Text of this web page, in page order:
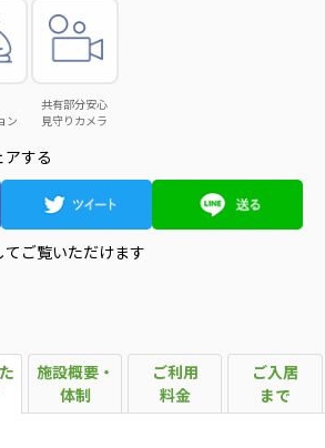
共生の家
気事業団
団
州
株式会社 七星
せきれい
ン
共有部分安心
見守りカメラ
する
ご覧いただけます
施設概要・
体制
ご利用
料金
ご入居
まで